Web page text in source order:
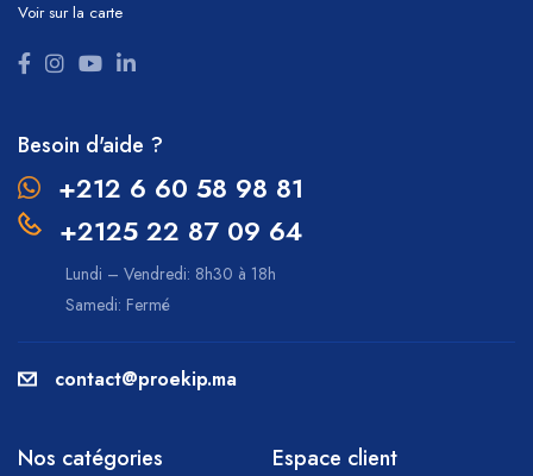
Voir sur la carte
Besoin d'aide ?
+212 6 60 58 98 81
+2125 22 87 09 64
Lundi – Vendredi: 8h30 à 18h
Samedi: Fermé
contact@proekip.ma
Nos catégories Espace client